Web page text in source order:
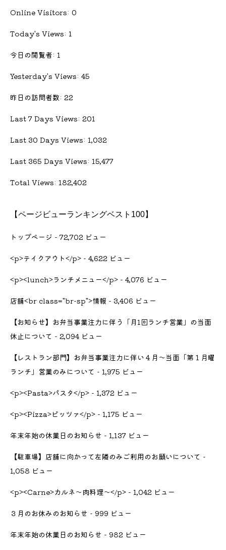
Online Visitors: 0
Today's Views: 1
今日の閲覧者: 1
Yesterday's Views: 45
昨日の訪問者数: 22
Last 7 Days Views: 201
Last 30 Days Views: 1,032
Last 365 Days Views: 15,477
Total Views: 182,402
【ページビューランキングベスト100】
トップページ - 72,702 ビュー
<p>テイクアウト</p> - 4,622 ビュー
<p><lunch>ランチメニュー</p> - 4,076 ビュー
店舗<br class="br-sp">情報 - 3,406 ビュー
【お知らせ】お弁当事業注力に伴う「月1回ランチ営業」の当面
休止について - 2,094 ビュー
【レストラン部門】お弁当事業注力に伴い４月〜当面「第１月曜
ランチ」営業のみについて - 1,975 ビュー
<p><Pasta>パスタ</p> - 1,372 ビュー
<p><Pizza>ピッツァ</p> - 1,175 ビュー
年末年始の休業日のお知らせ - 1,137 ビュー
【駐車場】店舗に向かって左隣のみご利用のお願いについて -
1,058 ビュー
<p><Carne>カルネ～肉料理～</p> - 1,042 ビュー
３月のお休みのお知らせ - 999 ビュー
年末年始の休業日のお知らせ - 982 ビュー